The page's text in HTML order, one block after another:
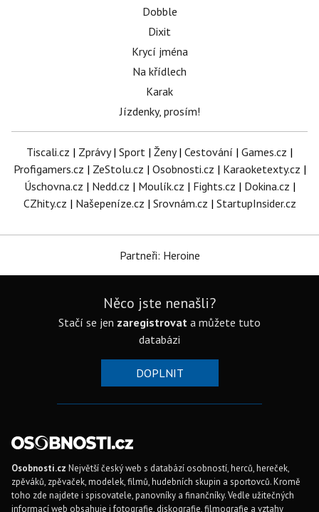
Dobble
Dixit
Krycí jména
Na křídlech
Karak
Jízdenky, prosím!
Tiscali.cz | Zprávy| Sport | Ženy| Cestování | Games.cz |
Profigamers.cz | ZeStolu.cz | Osobnosti.cz | Karaoketexty.cz |
Úschovna.cz | Nedd.cz | Moulík.cz | Fights.cz | Dokina.cz |
CZhity.cz | Našepeníze.cz | Srovnám.cz | StartupInsider.cz
Partneři: Heroine
Něco jste nenašli?
Stačí se jen zaregistrovat a můžete tuto
databázi
DOPLNIT
Osobnosti.cz Největší český web s databází osobností, herců, hereček,
zpěváků, zpěvaček, modelek, filmů, hudebních skupin a sportovců. Kromě
toho zde najdete i spisovatele, panovníky a finančníky. Vedle užitečných
informací web obsahuje i fotografie, diskografie, filmografie a vztahy